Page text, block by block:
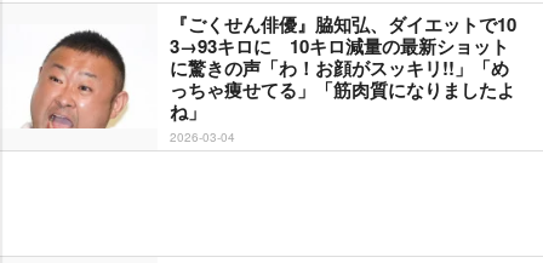
『ごくせん俳優』脇知弘、ダイエットで10
3→93キロに 10キロ減量の最新ショット
に驚きの声「わ！お顔がスッキリ!!」「め
っちゃ痩せてる」「筋肉質になりましたよ
ね」
2026-03-04